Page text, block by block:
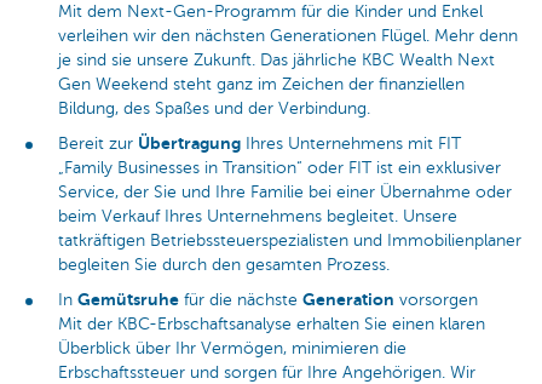
Mit dem Next-Gen-Programm für die Kinder und Enkel
verleihen wir den nächsten Generationen Flügel. Mehr denn
je sind sie unsere Zukunft. Das jährliche KBC Wealth Next
Gen Weekend steht ganz im Zeichen der finanziellen
Bildung, des Spaßes und der Verbindung.
Bereit zur Übertragung Ihres Unternehmens mit FIT
„Family Businesses in Transition“ oder FIT ist ein exklusiver
Service, der Sie und Ihre Familie bei einer Übernahme oder
beim Verkauf Ihres Unternehmens begleitet. Unsere
tatkräftigen Betriebssteuerspezialisten und Immobilienplaner
begleiten Sie durch den gesamten Prozess.
In Gemütsruhe für die nächste Generation vorsorgen
Mit der KBC-Erbschaftsanalyse erhalten Sie einen klaren
Überblick über Ihr Vermögen, minimieren die
Erbschaftssteuer und sorgen für Ihre Angehörigen. Wir